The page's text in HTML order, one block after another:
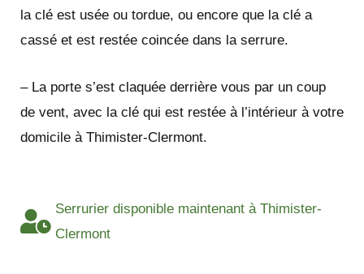
la clé est usée ou tordue, ou encore que la clé a
cassé et est restée coincée dans la serrure.
– La porte s’est claquée derrière vous par un coup
de vent, avec la clé qui est restée à l’intérieur à votre
domicile à Thimister-Clermont.
Serrurier disponible maintenant à Thimister-
Clermont